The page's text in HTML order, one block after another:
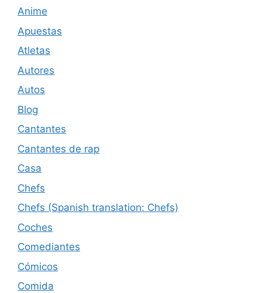
Anime
Apuestas
Atletas
Autores
Autos
Blog
Cantantes
Cantantes de rap
Casa
Chefs
Chefs (Spanish translation: Chefs)
Coches
Comediantes
Cómicos
Comida